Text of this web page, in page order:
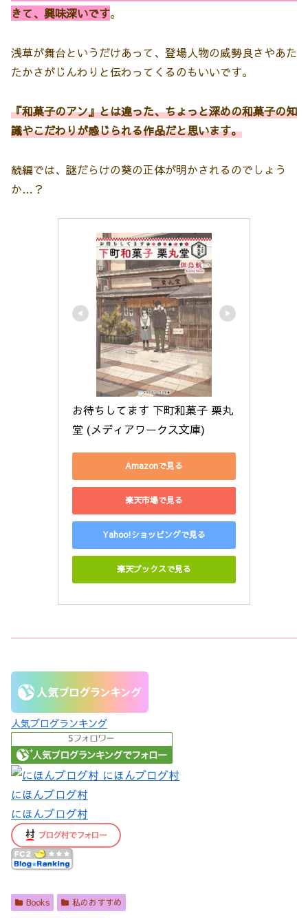
きて、興味深いです。
浅草が舞台というだけあって、登場人物の威勢良さやあた
たかさがじんわりと伝わってくるのもいいです。
『和菓子のアン』とは違った、ちょっと深めの和菓子の知
識やこだわりが感じられる作品だと思います。
続編では、謎だらけの葵の正体が明かされるのでしょう
か…？
お待ちしてます 下町和菓子 栗丸
堂 (メディアワークス文庫)
Amazonで見る
楽天市場で見る
Yahoo!ショッピングで見る
楽天ブックスで見る
人気ブログランキング
にほんブログ村
にほんブログ村
Books 私のおすすめ